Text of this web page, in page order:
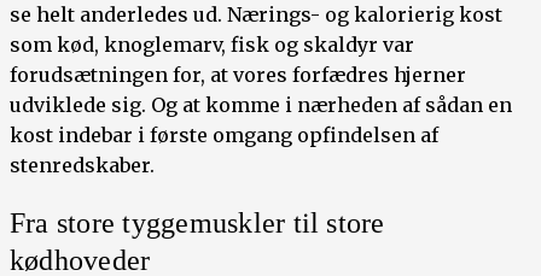
se helt anderledes ud. Nærings- og kalorierig kost
som kød, knoglemarv, fisk og skaldyr var
forudsætningen for, at vores forfædres hjerner
udviklede sig. Og at komme i nærheden af sådan en
kost indebar i første omgang opfindelsen af
stenredskaber.
Fra store tyggemuskler til store
kødhoveder